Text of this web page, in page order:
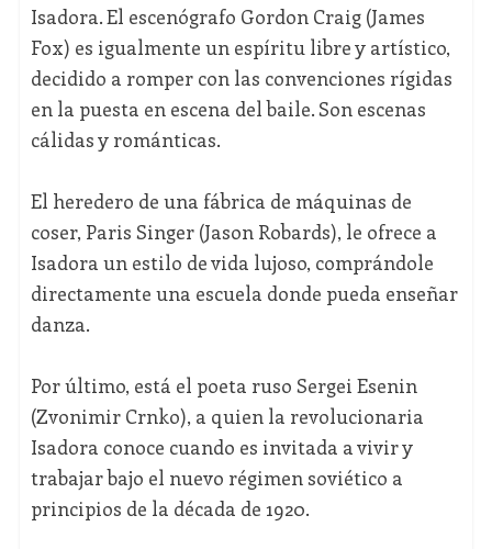
Isadora. El escenógrafo Gordon Craig (James
Fox) es igualmente un espíritu libre y artístico,
decidido a romper con las convenciones rígidas
en la puesta en escena del baile. Son escenas
cálidas y románticas.
El heredero de una fábrica de máquinas de
coser, Paris Singer (Jason Robards), le ofrece a
Isadora un estilo de vida lujoso, comprándole
directamente una escuela donde pueda enseñar
danza.
Por último, está el poeta ruso Sergei Esenin
(Zvonimir Crnko), a quien la revolucionaria
Isadora conoce cuando es invitada a vivir y
trabajar bajo el nuevo régimen soviético a
principios de la década de 1920.